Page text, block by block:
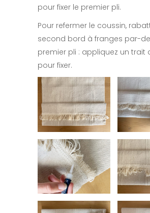
pour fixer le premier pli.
Pour refermer le coussin,
second bord à franges par-
premier pli : appliquez un trait
pour fixer.